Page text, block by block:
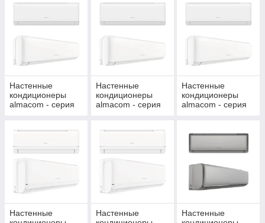
Настенные
кондиционеры
almacom - серия
Настенные
кондиционеры
almacom - серия
Настенные
кондиционеры
almacom - серия
Настенные
Настенные
Настенные